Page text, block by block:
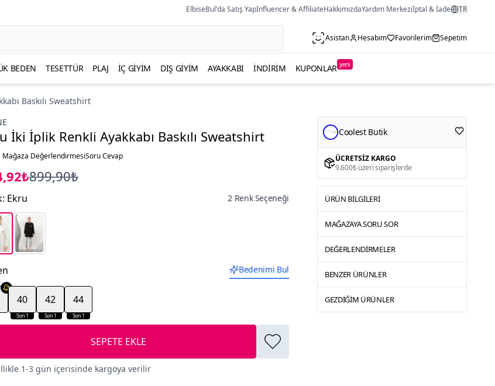
ElbiseBul'da Satış YapInfluencer & AffiliateHakkımızdaYardım Merkeziİptal & İade TR
Asistan Hesabım Favorilerim Sepetim
BEDEN TESETTÜR PLAJ İÇ GIYIM DIŞ GIYIM AYAKKABI İNDIRIM KUPONLAR yeni
Baskılı Sweatshirt
İki İplik Renkli Ayakkabı Baskılı Sweatshirt
Mağaza DeğerlendirmesiSoru Cevap
899,90₺
: Ekru 2 Renk Seçeneği
Bedenimi Bul
Son 1
40
Son 1
42
Son 1
44
SEPETE EKLE
1-3 gün içerisinde kargoya verilir
Coolest Butik
ÜCRETSIZ KARGO
9.600₺ üzeri siparişlerde
ÜRÜN BILGILERI
MAĞAZAYA SORU SOR
DEĞERLENDIRMELER
BENZER ÜRÜNLER
GEZDIĞIM ÜRÜNLER